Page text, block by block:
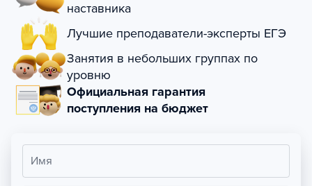
наставника
Лучшие преподаватели-эксперты ЕГЭ
Занятия в небольших группах по
уровню
Официальная гарантия
поступления на бюджет
Имя